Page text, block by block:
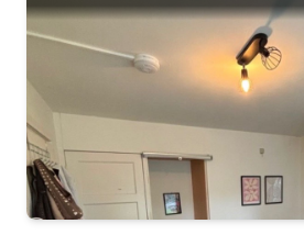
Vast contract Studenten
1-9-26 - 1-3-27 5 huisgenoten